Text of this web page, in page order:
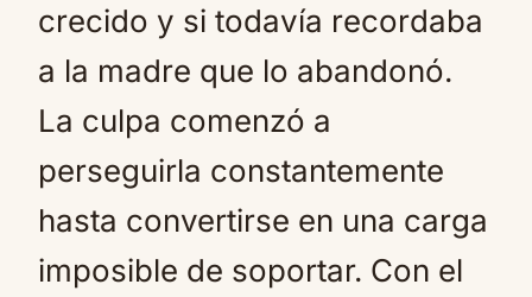
crecido y si todavía recordaba
a la madre que lo abandonó.
La culpa comenzó a
perseguirla constantemente
hasta convertirse en una carga
imposible de soportar. Con el